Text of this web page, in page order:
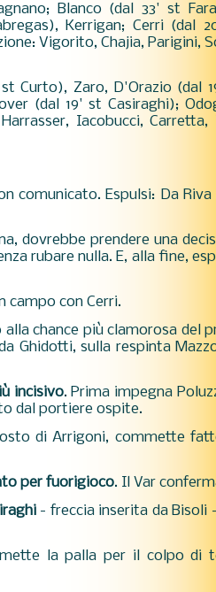
Blanco (dal 33' st
Kerrigan; Cerri (dal
Vigorito, Chajia, Parigini,
Curto), Zaro, D'Orazio (dal
(dal 19' st Casiraghi);
Iacobucci, Carretta,
comunicato. Espulsi: Da Riva
dovrebbe prendere una
rubare nulla. E, alla fine,
campo con Cerri.
alla chance più clamorosa del
Ghidotti, sulla respinta
incisivo. Prima impegna
dal portiere ospite.
di Arrigoni, commette
per fuorigioco. Il Var
- freccia inserita da Bisoli
la palla per il colpo di